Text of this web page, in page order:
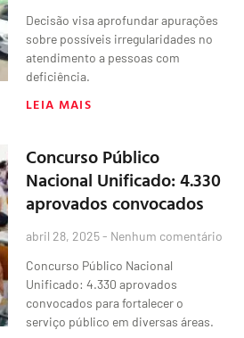
Decisão visa aprofundar apurações
sobre possíveis irregularidades no
atendimento a pessoas com
deficiência.
LEIA MAIS
Concurso Público
Nacional Unificado: 4.330
aprovados convocados
abril 28, 2025 Nenhum comentário
Concurso Público Nacional
Unificado: 4.330 aprovados
convocados para fortalecer o
serviço público em diversas áreas.